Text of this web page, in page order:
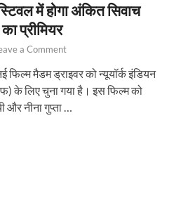
में होगा अंकित सिवाच
प्रीमियर
a Comment
मैडम ड्राइवर को न्यूयॉर्क इंडियन
के लिए चुना गया है। इस फिल्म को
और नीना गुप्ता …